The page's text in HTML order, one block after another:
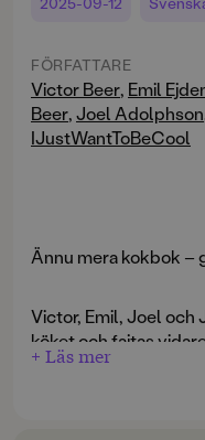
FÖRFATTARE
Victor Beer, Emil
Beer,Joel Adolphson
IJustWantToBeCool
Ännu mera kokbok –
Victor, Emil, Joel
köket och fajtas
godaste rätten på
+ Läs mer